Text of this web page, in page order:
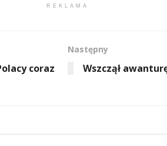
REKLAMA
coraz
Następny
Wszczął